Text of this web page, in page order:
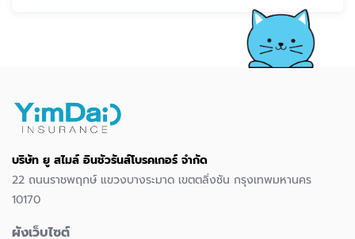
บริษัท ยู สไมล์ อินชัวรันส์โบรคเกอร์ จำกัด
22 ถนนราชพฤกษ์ แขวงบางระมาด เขตตลิ่งชัน กรุงเทพมหานคร
10170
ผังเว็บไซต์